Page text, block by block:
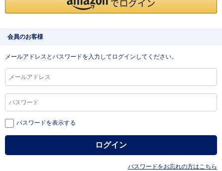
会員のお客様
メールアドレスとパスワードを入力してログインしてください。
パスワードを表示する
パスワードをお忘れの方はこちら